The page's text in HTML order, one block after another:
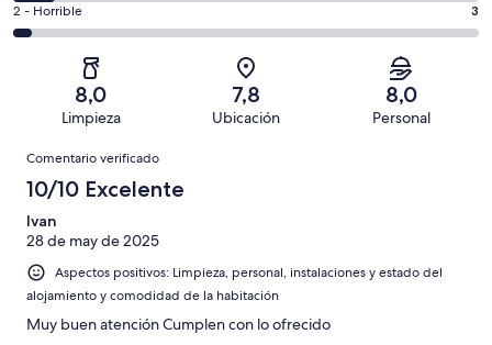
85
con
puntuación
de
puntuación
un
total
puntuación
Normal
de
una
puntuación
Mediocre
3
comentarios
85
una
puntuación
de
2 - Horrible 3
8,0
Limpieza
7,8
Ubicación
8,0
Personal
Comentarios
Comentario verificado
10/10 Excelente
Ivan
28 de may de 2025
Aspectos positivos: Limpieza, personal, instalaciones y estado del
alojamiento y comodidad de la habitación
Muy buen atención Cumplen con lo ofrecido